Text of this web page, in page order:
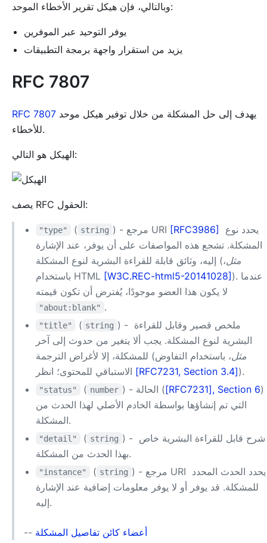
وبالتالي، فإن هيكل تقرير الأخطاء الموحد:
يوفر التوحيد عبر الموفرين
يزيد من استقرار واجهة برمجة التطبيقات
RFC 7807
RFC 7807
للأخطاء.
الهيكل هو التالي:
يصف RFC الحقول:
"type" ( string ) - مرجع URI [RFC3986]
المشكلة. تشجع هذه المواصفات على أن يوفر، عند الإشارة
إليه، وثائق قابلة للقراءة البشرية لنوع المشكلة ( مثل،
باستخدام HTML [W3C.REC-html5-20141028]). عندما
لا يكون هذا العضو موجودًا، يُفترض أن تكون قيمته
"about:blank" .
"title" ( string ) - ملخص قصير وقابل للقراءة
البشرية لنوع المشكلة. يجب ألا يتغير من حدوث إلى آخر
للمشكلة، إلا لأغراض الترجمة (
مثل، باستخدام التفاوض
[RFC7231, Section 3.4]).
"status" ( number ) - الحالة ([RFC7231], Section 6)
التي تم إنشاؤها بواسطة الخادم الأصلي لهذا الحدث من
المشكلة.
"detail" ( string ) - شرح قابل للقراءة البشرية خاص
بهذا الحدث من المشكلة.
"instance" ( string ) - مرجع URI يحدد الحدث المحدد
للمشكلة. قد يوفر أو لا يوفر معلومات إضافية عند الإشارة
إليه.
-- أعضاء كائن تفاصيل المشكلة